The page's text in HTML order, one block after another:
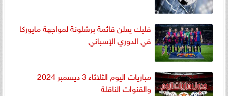
فليك يعلن قائمة برشلونة لمواجهة مايوركا
في الدوري الإسباني
مباريات اليوم الثلاثاء 3 ديسمبر 2024
والقنوات الناقلة